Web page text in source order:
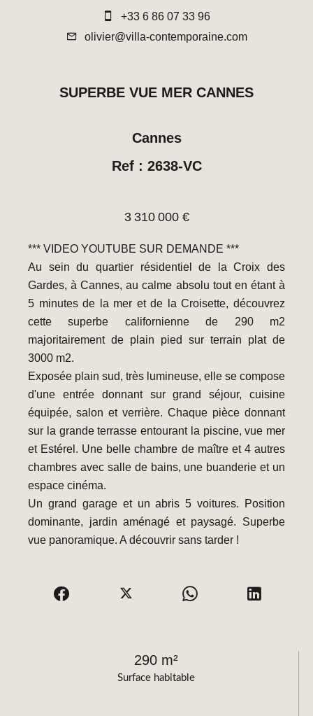
Surface habitable
290 m²
SUPERBE VUE MER CANNES
Cannes
Ref : 2638-VC
3 310 000 €
*** VIDEO YOUTUBE SUR DEMANDE ***
Au sein du quartier résidentiel de la Croix des
Gardes, à Cannes, au calme absolu tout en étant à
5 minutes de la mer et de la Croisette, découvrez
cette superbe californienne de 290 m2
majoritairement de plain pied sur terrain plat de
3000 m2.
Exposée plain sud, très lumineuse, elle se compose
d'une entrée donnant sur grand séjour, cuisine
équipée, salon et verrière. Chaque pièce donnant
sur la grande terrasse entourant la piscine, vue mer
et Estérel. Une belle chambre de maître et 4 autres
chambres avec salle de bains, une buanderie et un
espace cinéma.
Un grand garage et un abris 5 voitures. Position
dominante, jardin aménagé et paysagé. Superbe
vue panoramique. A découvrir sans tarder !
+33 6 86 07 33 96
olivier@villa-contemporaine.com